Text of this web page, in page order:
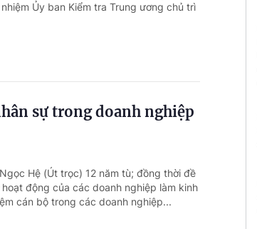
Ủy ban Kiểm tra Trung ương chủ trì
sự trong doanh nghiệp
Hệ (Út trọc) 12 năm tù; đồng thời đề
động của các doanh nghiệp làm kinh
cán bộ trong các doanh nghiệp...